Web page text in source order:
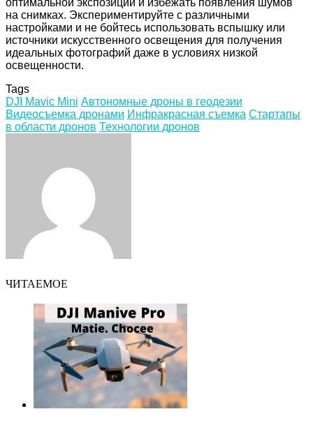
на снимках. Экспериментируйте с различными
настройками и не бойтесь использовать вспышку или
источники искусственного освещения для получения
идеальных фотографий даже в условиях низкой
освещенности.
Tags
DJI Mavic Mini Автономные дроны в геодезии
Видеосъемка дронами Инфракрасная съемка Стартапы
в области дронов Технологии дронов
ЧИТАЕМОЕ